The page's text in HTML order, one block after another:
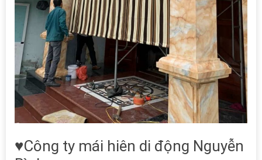
♥Công ty mái hiên di động Nguyễn